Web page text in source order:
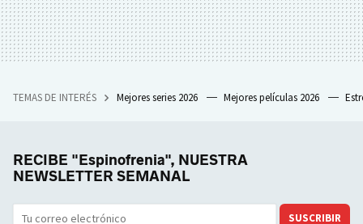
TEMAS DE INTERÉS Mejores series 2026 Mejores películas 2026
RECIBE "Espinofrenia", NUESTRA
NEWSLETTER SEMANAL
SUSCRIBIR